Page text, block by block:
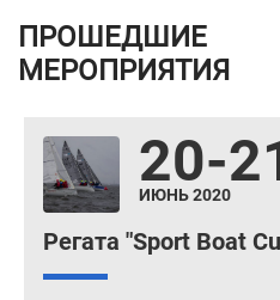
ПРОШЕДШИЕ
МЕРОПРИЯТИЯ
20-
ИЮНЬ 2020
Регата "Sport Boat